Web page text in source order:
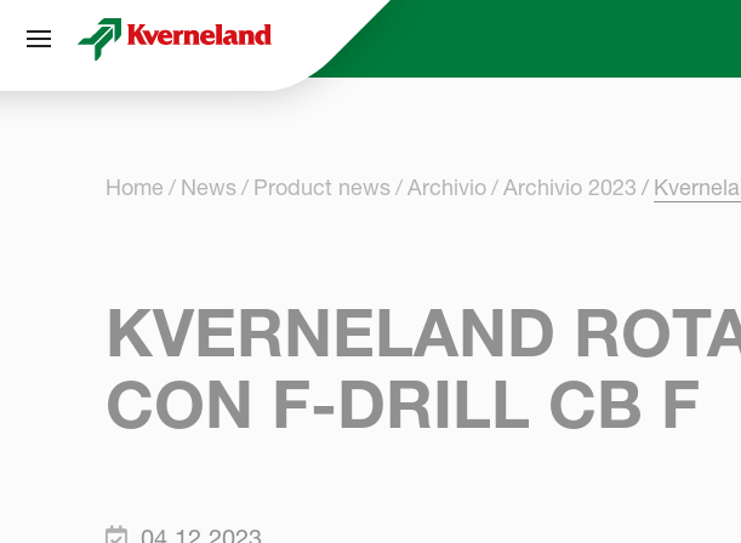
Home News Product news Archivio Archivio 2023
KVERNELAND
CON F-DRILL CB F
Pannello di gestione dei cookies